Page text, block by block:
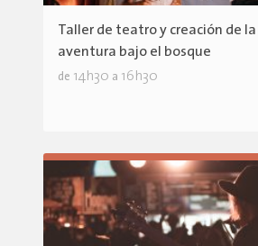
Taller de teatro y creación de la
aventura bajo el bosque
de 14h30 a 16h30